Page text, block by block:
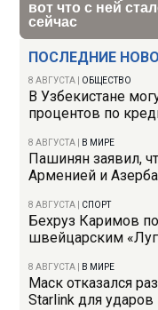
ПОСЛЕДНИЕ
8 АВГУСТА ОБЩЕСТВО
В Узбекистане
процентов по
8 АВГУСТА В МИРЕ
Пашинян заявил,
Арменией и
8 АВГУСТА СПОРТ
Бехруз Каримов
швейцарским
8 АВГУСТА В МИРЕ
Маск отказался
Starlink для